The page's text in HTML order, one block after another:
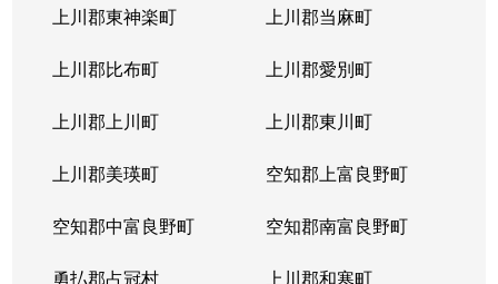
上川郡東神楽町 上川郡当麻町
上川郡比布町 上川郡愛別町
上川郡上川町 上川郡東川町
上川郡美瑛町 空知郡上富良野町
空知郡中富良野町 空知郡南富良野町
勇払郡占冠村 上川郡和寒町